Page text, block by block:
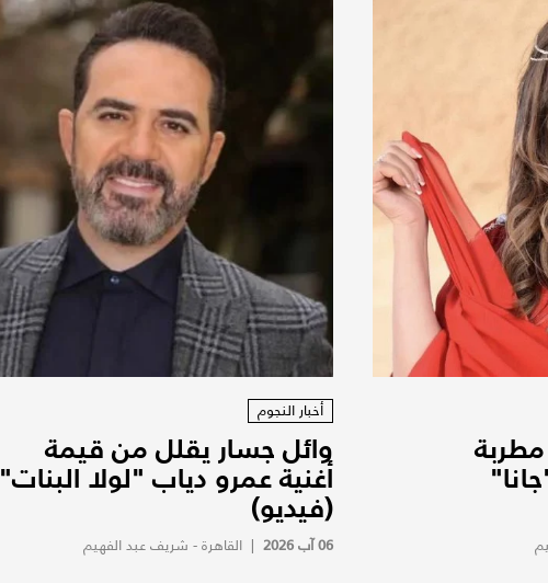
أخبار النجوم
وائل جسار يقلل من قيمة
أغنية عمرو دياب "لولا البنات"
(فيديو)
06 آب 2026 | القاهرة - شريف عبد الفهيم